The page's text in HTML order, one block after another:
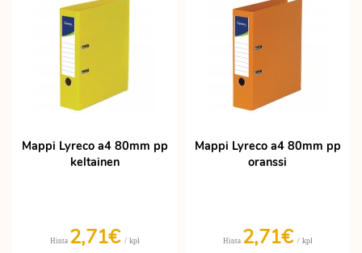
Mappi Lyreco a4 80mm pp
keltainen
Hinta 2,71€ / kpl
Mappi Lyreco a4 80mm pp
oranssi
Hinta 2,71€ / kpl